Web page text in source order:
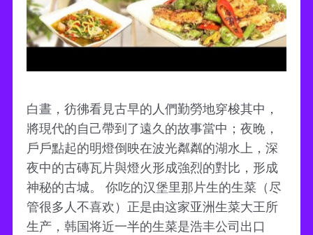
白晝，彷彿看見古早的人們勤勞地穿梭其中，
將現代的自己帶到了遠久的故事當中；夜晚，
戶戶點起的明燈倒映在波光粼粼的湖水上，深
夜中的古磚瓦片與燈火形成強烈的對比，形成
神秘的古城。 你吃的汉堡里那片生的生菜（尽
管很多人不喜欢）正是由这家亚洲生菜大王所
生产，韩国将近一半的生菜是浩丰公司出口